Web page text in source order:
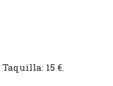
15 €.